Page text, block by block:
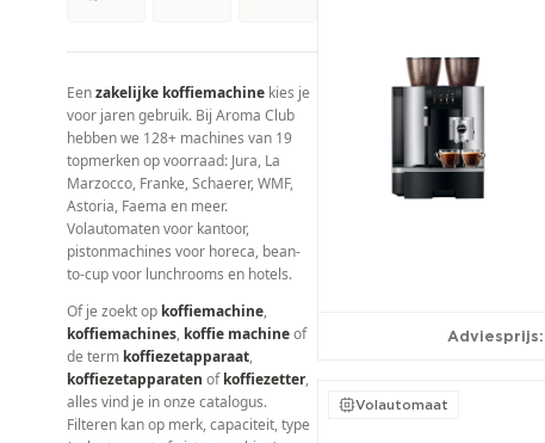
Eenzakelijke koffiemachine kies je
voor jaren gebruik. Bij Aroma Club
hebben we 128+ machines van 19
topmerken op voorraad: Jura, La
Marzocco, Franke, Schaerer, WMF,
Astoria, Faema en meer.
Volautomaten voor kantoor,
pistonmachines voor horeca, bean-
to-cup voor lunchrooms en hotels.
Of je zoekt op koffiemachine,
koffiemachines, koffie machineof
de term koffiezetapparaat,
koffiezetapparaten ofkoffiezetter,
alles vind je in onze catalogus.
Filteren kan op merk, capaciteit, type
Adviesprijs:
Volautomaat